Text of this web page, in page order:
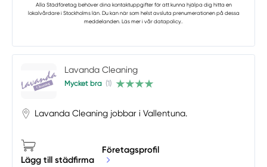
Alla Städföretag behöver dina kontaktuppgifter för att kunna hjälpa dig hitta en
lokalvårdare i Stockholms län. Du kan när som helst avsluta prenumerationen på dessa
meddelanden. Läs mer i vår datapolicy..
Lavanda Cleaning
Mycket bra (1)
Lavanda Cleaning jobbar i Vallentuna.
Lägg till städfirma
Företagsprofil